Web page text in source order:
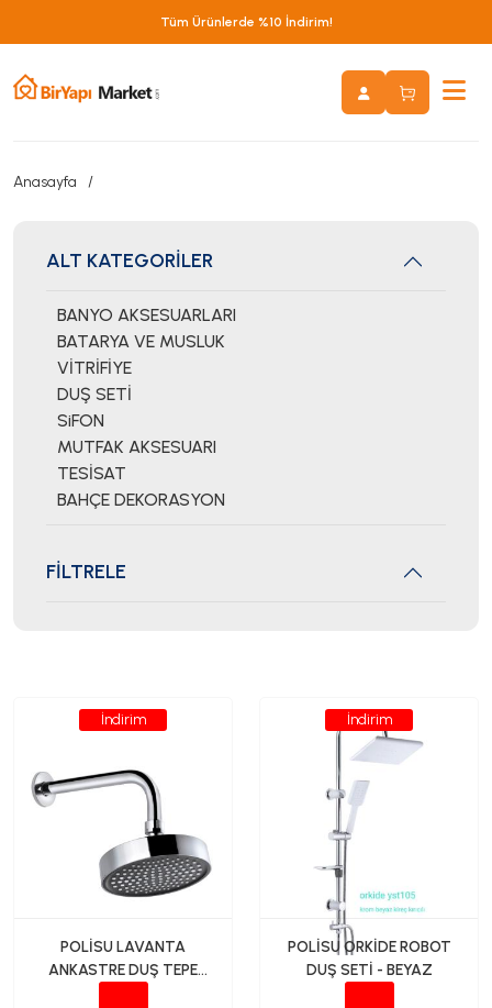
Tüm Ürünlerde %10 İndirim!
Anasayfa
ALT KATEGORİLER
BANYO AKSESUARLARI
BATARYA VE MUSLUK
VİTRİFİYE
DUŞ SETİ
SiFON
MUTFAK AKSESUARI
TESİSAT
BAHÇE DEKORASYON
FİLTRELE
İndirim
POLİSU LAVANTA
ANKASTRE DUŞ TEPE
İndirim
POLİSU ORKİDE ROBOT
DUŞ SETİ - BEYAZ